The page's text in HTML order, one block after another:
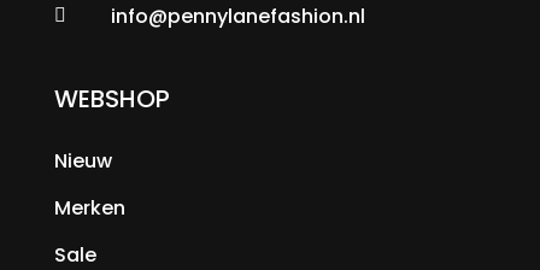
 info@pennylanefashion.nl
WEBSHOP
Nieuw
Merken
Sale